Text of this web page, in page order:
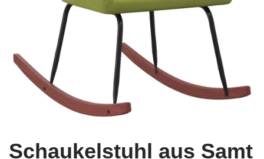
Schaukelstuhl aus Samt